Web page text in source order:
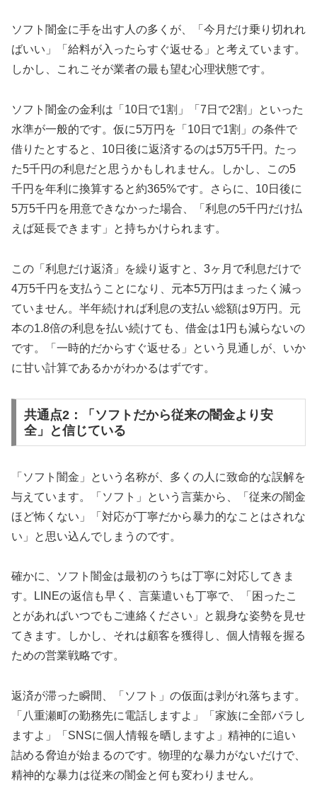
ソフト闇金に手を出す人の多くが、「今月だけ乗り切れれ
ばいい」「給料が入ったらすぐ返せる」と考えています。
しかし、これこそが業者の最も望む心理状態です。
ソフト闇金の金利は「10日で1割」「7日で2割」といった
水準が一般的です。仮に5万円を「10日で1割」の条件で
借りたとすると、10日後に返済するのは5万5千円。たっ
た5千円の利息だと思うかもしれません。しかし、この5
千円を年利に換算すると約365%です。さらに、10日後に
5万5千円を用意できなかった場合、「利息の5千円だけ払
えば延長できます」と持ちかけられます。
この「利息だけ返済」を繰り返すと、3ヶ月で利息だけで
4万5千円を支払うことになり、元本5万円はまったく減っ
ていません。半年続ければ利息の支払い総額は9万円。元
本の1.8倍の利息を払い続けても、借金は1円も減らないの
です。「一時的だからすぐ返せる」という見通しが、いか
に甘い計算であるかがわかるはずです。
共通点2：「ソフトだから従来の闇金より安
全」と信じている
「ソフト闇金」という名称が、多くの人に致命的な誤解を
与えています。「ソフト」という言葉から、「従来の闇金
ほど怖くない」「対応が丁寧だから暴力的なことはされな
い」と思い込んでしまうのです。
確かに、ソフト闇金は最初のうちは丁寧に対応してきま
す。LINEの返信も早く、言葉遣いも丁寧で、「困ったこ
とがあればいつでもご連絡ください」と親身な姿勢を見せ
てきます。しかし、それは顧客を獲得し、個人情報を握る
ための営業戦略です。
返済が滞った瞬間、「ソフト」の仮面は剥がれ落ちます。
「八重瀬町の勤務先に電話しますよ」「家族に全部バラし
ますよ」「SNSに個人情報を晒しますよ」精神的に追い
詰める脅迫が始まるのです。物理的な暴力がないだけで、
精神的な暴力は従来の闇金と何も変わりません。